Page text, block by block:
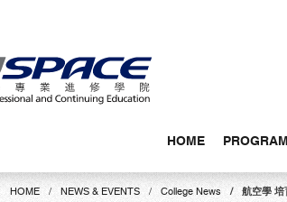
HOME
HOME NEWS & EVENTS College News 航空學 培